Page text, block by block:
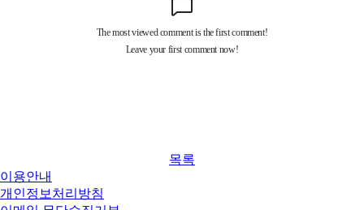
목록
이용안내
개인정보처리방침